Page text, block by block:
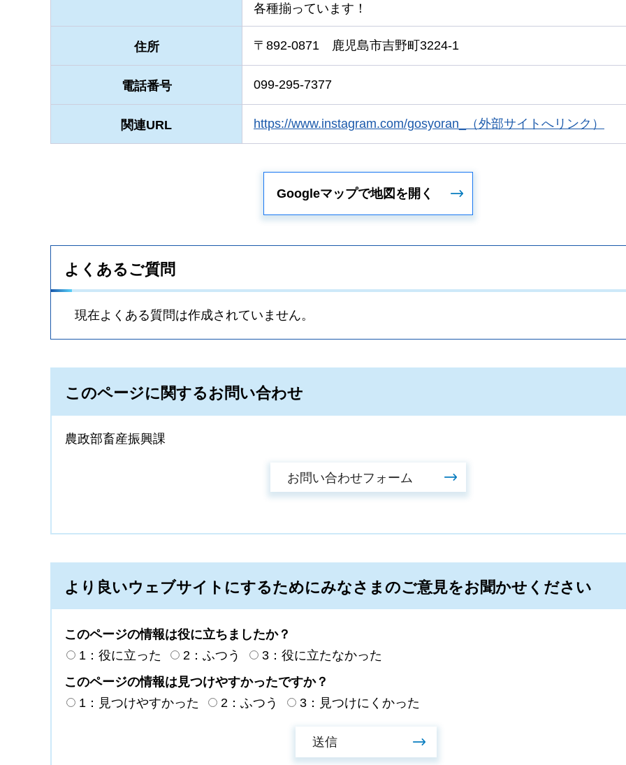
各種揃っています！
住所 〒892-0871 鹿児島市吉野町3224-1
電話番号 099-295-7377
関連URL https://www.instagram.com/gosyoran_（外部サイトへリンク）
Googleマップで地図を開く
よくあるご質問
現在よくある質問は作成されていません。
このページに関するお問い合わせ
農政部畜産振興課
より良いウェブサイトにするためにみなさまのご意見をお聞かせください
このページの情報は役に立ちましたか？
1：役に立った
2：ふつう
3：役に立たなかった
このページの情報は見つけやすかったですか？
1：見つけやすかった
2：ふつう 3：見つけにくかった